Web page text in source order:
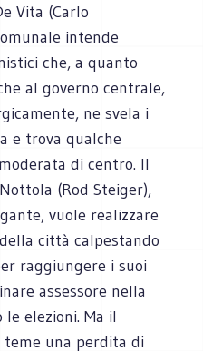
Vita (Carlo
intende
che, a quanto
al governo centrale,
ne svela i
e trova qualche
di centro. Il
(Rod Steiger),
vuole realizzare
città calpestando
raggiungere i suoi
assessore nella
elezioni. Ma il
una perdita di